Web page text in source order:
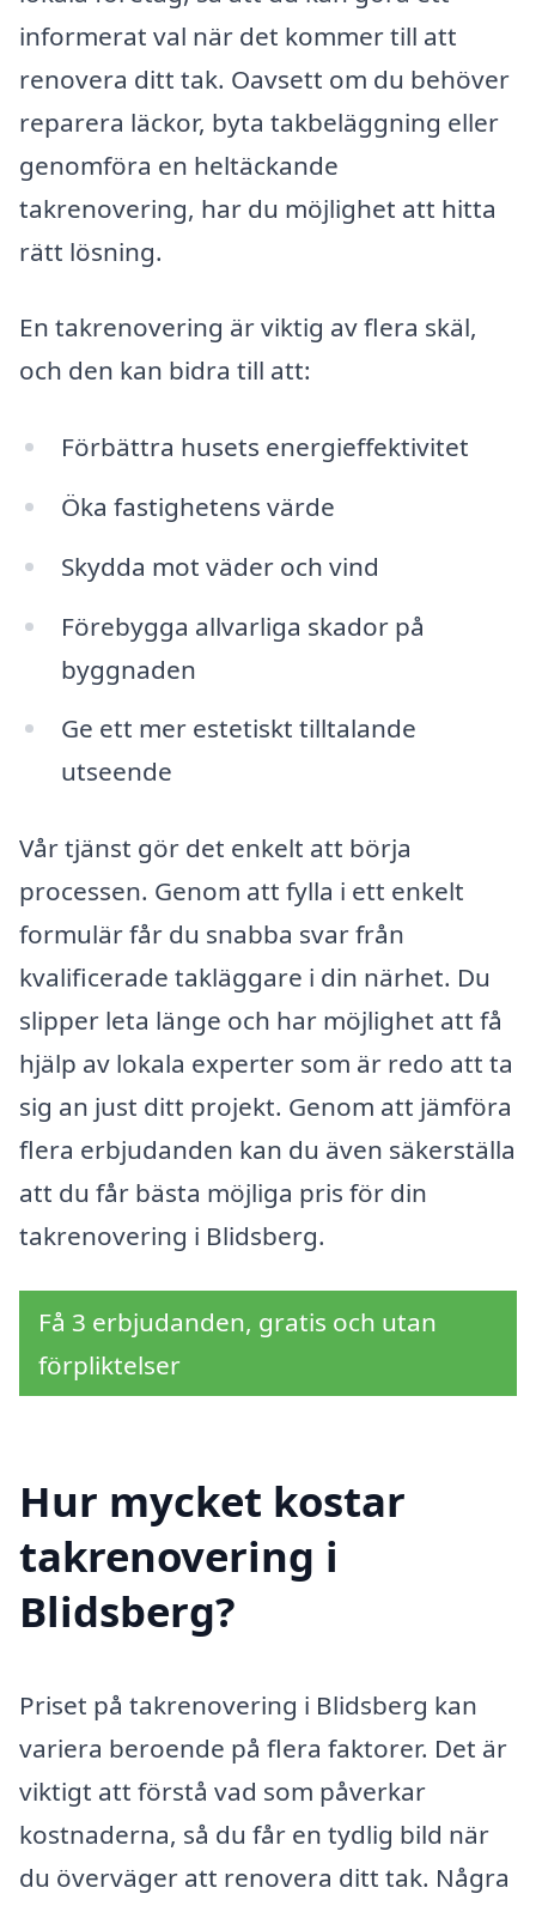
informerat val när det kommer till att
renovera ditt tak. Oavsett om du behöver
reparera läckor, byta takbeläggning eller
genomföra en heltäckande
takrenovering, har du möjlighet att hitta
rätt lösning.
En takrenovering är viktig av flera skäl,
och den kan bidra till att:
Förbättra husets energieffektivitet
Öka fastighetens värde
Skydda mot väder och vind
Förebygga allvarliga skador på
byggnaden
Ge ett mer estetiskt tilltalande
utseende
Vår tjänst gör det enkelt att börja
processen. Genom att fylla i ett enkelt
formulär får du snabba svar från
kvalificerade takläggare i din närhet. Du
slipper leta länge och har möjlighet att få
hjälp av lokala experter som är redo att ta
sig an just ditt projekt. Genom att jämföra
flera erbjudanden kan du även säkerställa
att du får bästa möjliga pris för din
takrenovering i Blidsberg.
Få 3 erbjudanden, gratis och utan
förpliktelser
Hur mycket kostar
takrenovering i
Blidsberg?
Priset på takrenovering i Blidsberg kan
variera beroende på flera faktorer. Det är
viktigt att förstå vad som påverkar
kostnaderna, så du får en tydlig bild när
du överväger att renovera ditt tak. Några